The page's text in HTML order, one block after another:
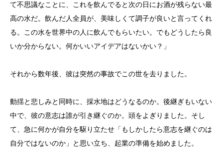
て不思議なことに、これを飲んでると次の日にお酒が残らない最
高の水だ。飲んだ人全員が、美味しくて調子が良いと言ってくれ
る。この水を世界中の人に飲んでもらいたい。でもどうしたら良
いか分からない。何かいいアイデアはないかい？」
それから数年後、彼は突然の事故でこの世を去りました。
動揺と悲しみと同時に、採水地はどうなるのか。後継ぎもいない
中で、彼の意志は誰が引き継ぐのか。頭をよぎりました。そし
て、急に何かが自分を駆り立たせ「もしかしたら意志を継ぐのは
自分ではないのか」と思い立ち、起業の準備を始めました。